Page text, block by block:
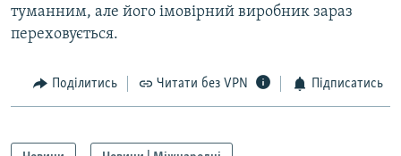
туманним, але його імовірний виробник зараз
переховується.
Поділитись Читати без VPN Підписатись